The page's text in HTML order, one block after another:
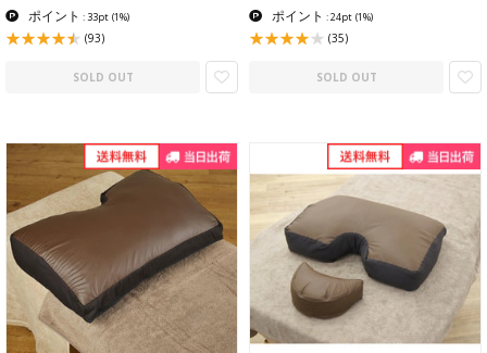
ポイント : 33pt (1%)
(93)
SOLD OUT
ポイント : 24pt (1%)
(35)
SOLD OUT